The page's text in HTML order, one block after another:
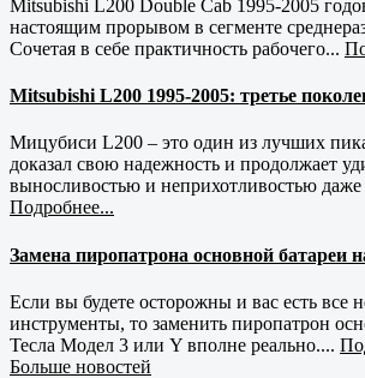
Mitsubishi L200 Double Cab 1995-2005
настоящим прорывом в сегменте
Сочетая в себе практичность рабочего...
Mitsubishi L200 1995-2005: третье
Мицубиси L200 – это один из лучших
доказал свою надежность и продолжает
выносливостью и неприхотливостью даже
Подробнее...
Замена пиропатрона основной батареи
Если вы будете осторожны и вас есть все
инструменты, то заменить пиропатрон
Тесла Модел 3 или Y вполне реально....
Больше новостей